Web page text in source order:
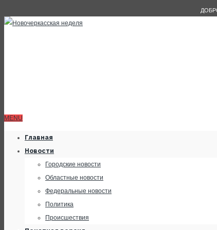
MENU
Главная
Новости
Городские новости
Областные новости
Федеральные новости
Политика
Происшествия